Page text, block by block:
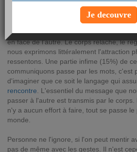
Notre body-language, c'est-à-dire notre
coordonne autour de ce sourire franc et
en face de l'autre. Le corps relâché, le
nous exprimons littéralement l'attraction
ressentons. Une partie infime (15%) de
communiquons passe par les mots, c'est
d'imaginer que ce soit le langage qui
rencontre . L'essentiel du message que
passer à l'autre est transmis par le
n'y a aucun effort à faire, tout se passe
monde.
Personne ne l'ignore, si l'on peut mentir
pas de même avec les gestes. Il n'est
Je decouvre